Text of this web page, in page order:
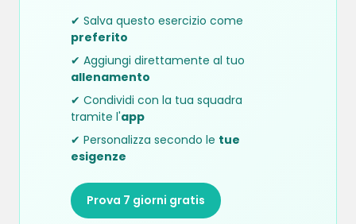
✔ Salva questo esercizio come
preferito
✔ Aggiungi direttamente al tuo
allenamento
✔ Condividi con la tua squadra
tramite l'app
✔ Personalizza secondo le tue
esigenze
Prova 7 giorni gratis